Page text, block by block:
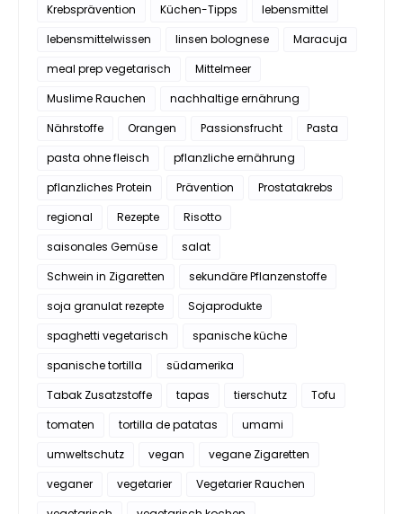
Krebsprävention
Küchen-Tipps
lebensmittel
lebensmittelwissen
linsen bolognese
Maracuja
meal prep vegetarisch
Mittelmeer
Muslime Rauchen
nachhaltige ernährung
Nährstoffe
Orangen Passionsfrucht
Pasta
pasta ohne fleisch
pflanzliche ernährung
pflanzliches Protein
Prävention
Prostatakrebs
regional
Rezepte
Risotto
saisonales Gemüse
salat
Schwein in Zigaretten
sekundäre Pflanzenstoffe
soja granulat rezepte
Sojaprodukte
spaghetti vegetarisch
spanische küche
spanische tortilla
südamerika
Tabak Zusatzstoffe
tapas tierschutz
Tofu
tomaten
tortilla de patatas
umami
umweltschutz
vegan
vegane Zigaretten
veganer
vegetarier
Vegetarier Rauchen